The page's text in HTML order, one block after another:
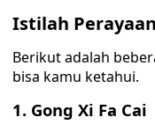
Istilah
Berikut adalah
bisa kamu ketahui.
1. Gong Xi Fa Cai